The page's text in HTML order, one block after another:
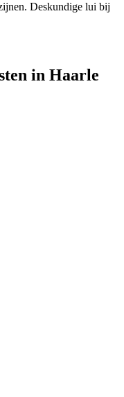
Deskundige lui bij
in Haarle